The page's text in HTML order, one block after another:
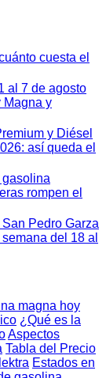
cuesta el
al 7 de agosto
Magna y
y Diésel
así queda el
rompen el
Pedro Garza
del 18 al
magna hoy
¿Qué es la
Aspectos
Tabla del Precio
Estados en